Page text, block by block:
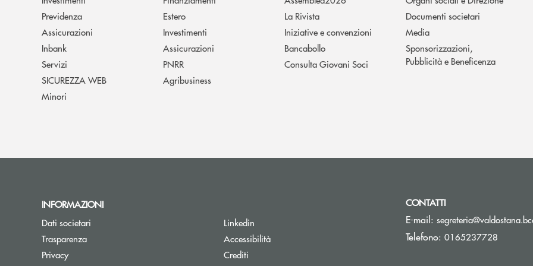
Previdenza
Assicurazioni
Inbank
Servizi
SICUREZZA WEB
Minori
Estero
Investimenti
Assicurazioni
PNRR
Agribusiness
La Rivista
Iniziative e convenzioni
Bancabollo
Consulta Giovani Soci
Documenti societari
Media
Sponsorizzazioni,
Pubblicità e Beneficenza
INFORMAZIONI
Dati societari
Trasparenza
Privacy
Linkedin
Accessibilità
Crediti
CONTATTI
E-mail:
Telefono: 0165237728